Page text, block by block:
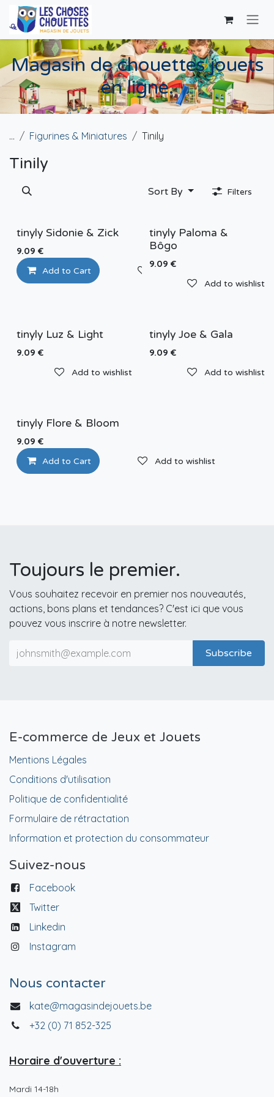
Skip to Content
Magasin de chouettes jouets
en ligne.
... Figurines & Miniatures Tinily
Tinily
Sort By Filters
tinyly Sidonie & Zick
9.09 €
Add to Cart
tinyly Paloma &
Bôgo
9.09 €
Add to wishlist
tinyly Luz & Light
9.09 €
Add to wishlist
tinyly Joe & Gala
9.09 €
Add to wishlist
tinyly Flore & Bloom
9.09 €
Add to Cart Add to wishlist
Toujours le premier.
Vous souhaitez recevoir en premier nos nouveautés,
actions, bons plans et tendances? C'est ici que vous
pouvez vous inscrire à notre newsletter.
Subscribe
E-commerce de Jeux et Jouets
Mentions Légales
Conditions d'utilisation
Politique de confidentialité
Formulaire de rétractation
Information et protection du consommateur
Suivez-nous
Facebook
Twitter
Linkedin
Instagram
Nous contacter
kate@magasindejouets.be
+32 (0) 71 852-325
Horaire d'ouverture :
Mardi 14-18h